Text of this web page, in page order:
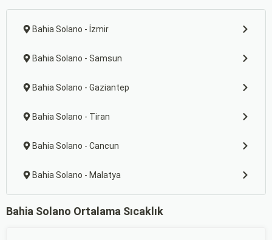
Bahia Solano - İzmir
Bahia Solano - Samsun
Bahia Solano - Gaziantep
Bahia Solano - Tiran
Bahia Solano - Cancun
Bahia Solano - Malatya
Bahia Solano Ortalama Sıcaklık